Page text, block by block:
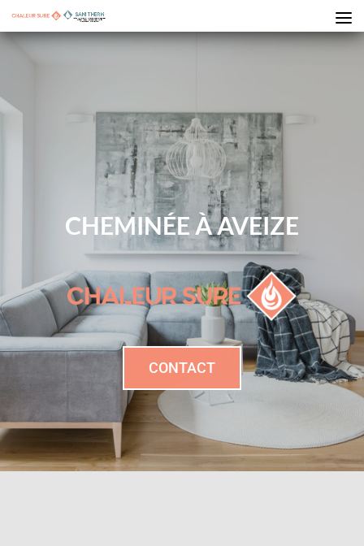
CHEMINÉE À AVEIZE
CONTACT